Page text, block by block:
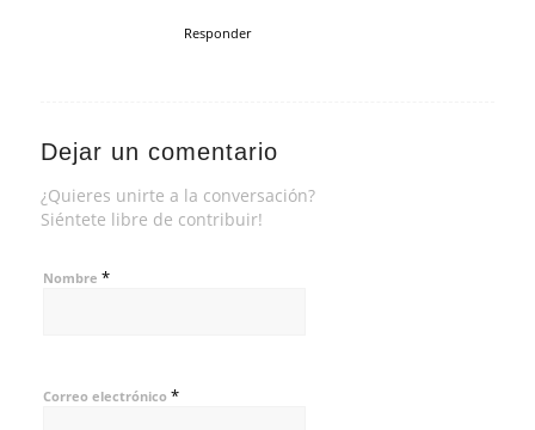
Responder
Dejar un comentario
¿Quieres unirte a la conversación?
Siéntete libre de contribuir!
Nombre *
Correo electrónico *